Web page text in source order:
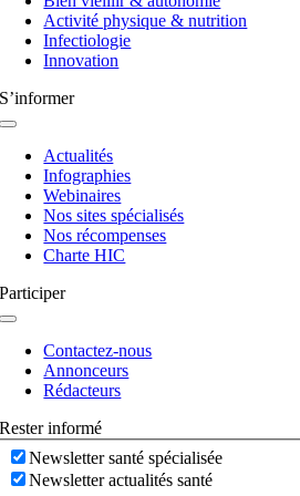
Activité physique & nutrition
Infectiologie
Innovation
S’informer
Navigation
basculeActualités
Infographies
Webinaires
Nos sites spécialisés
Nos récompenses
Charte HIC
Participer
Navigation
basculeContactez-nous
Annonceurs
Rédacteurs
Rester informé
Newsletter santé spécialisée
Newsletter actualités santé